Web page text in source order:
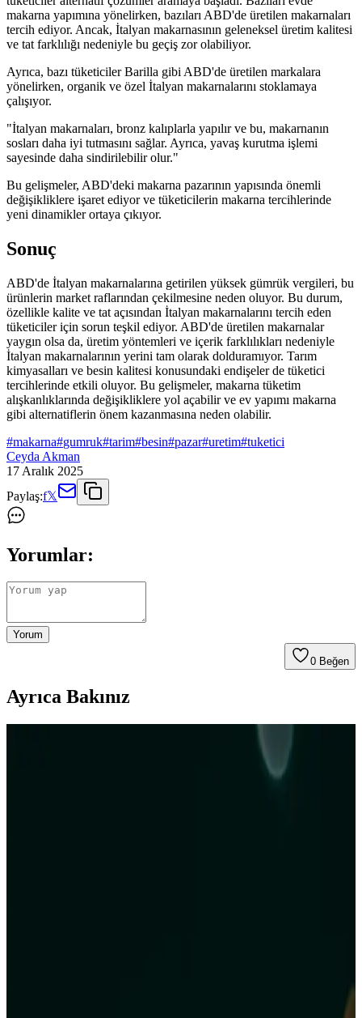
makarna yapımına yönelirken, bazıları ABD'de üretilen makarnaları
tercih ediyor. Ancak, İtalyan makarnasının geleneksel üretim kalitesi
ve tat farklılığı nedeniyle bu geçiş zor olabiliyor.
Ayrıca, bazı tüketiciler Barilla gibi ABD'de üretilen markalara
yönelirken, organik ve özel İtalyan makarnalarını stoklamaya
çalışıyor.
"İtalyan makarnaları, bronz kalıplarla yapılır ve bu, makarnanın
sosları daha iyi tutmasını sağlar. Ayrıca, yavaş kurutma işlemi
sayesinde daha sindirilebilir olur."
Bu gelişmeler, ABD'deki makarna pazarının yapısında önemli
değişikliklere işaret ediyor ve tüketicilerin makarna tercihlerinde
yeni dinamikler ortaya çıkıyor.
Sonuç
ABD'de İtalyan makarnalarına getirilen yüksek gümrük vergileri, bu
ürünlerin market raflarından çekilmesine neden oluyor. Bu durum,
özellikle kalite ve tat açısından İtalyan makarnalarını tercih eden
tüketiciler için sorun teşkil ediyor. ABD'de üretilen makarnalar
yaygın olsa da, üretim yöntemleri ve içerik farklılıkları nedeniyle
İtalyan makarnalarının yerini tam olarak dolduramıyor. Tarım
kimyasalları ve besin kalitesi konusundaki endişeler de tüketici
tercihlerinde etkili oluyor. Bu gelişmeler, makarna tüketim
alışkanlıklarında değişikliklere yol açabilir ve ev yapımı makarna
gibi alternatiflerin önem kazanmasına neden olabilir.
#makarna#gumruk#tarim#besin#pazar#uretim#tuketici
Ceyda Akman
17 Aralık 2025
Paylaş:f𝕏
Yorumlar:
Yorum
0 Beğen
Ayrıca Bakınız
Noel İçin Ekonomik ve Doyurucu Ana Yemek